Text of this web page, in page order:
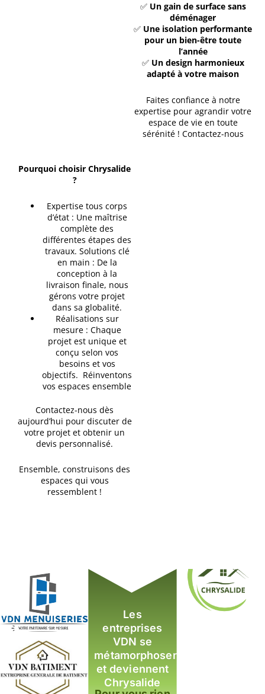
✅ Un gain de surface sans
déménager
✅ Une isolation performante
pour un bien-être toute
l’année
✅ Un design harmonieux
adapté à votre maison
Faites confiance à notre
expertise pour agrandir votre
espace de vie en toute
sérénité ! Contactez-nous
Pourquoi choisir Chrysalide
?
Expertise tous corps
d’état : Une maîtrise
complète des
différentes étapes des
travaux. Solutions clé
en main : De la
conception à la
livraison finale, nous
gérons votre projet
dans sa globalité.
Réalisations sur
mesure : Chaque
projet est unique et
conçu selon vos
besoins et vos
objectifs. Réinventons
vos espaces ensemble
Contactez-nous dès
aujourd’hui pour discuter de
votre projet et obtenir un
devis personnalisé.
Ensemble, construisons des
espaces qui vous
ressemblent !
Les
entreprises
VDN se
métamorphosent
et deviennent
Chrysalide